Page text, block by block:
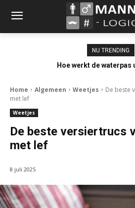
NU TRENDING
Hoe werkt de waterpas
Home Algemeen Weetjes
De beste
met lef
Weetjes
De beste versiertrucs
met lef
8 juli 2025